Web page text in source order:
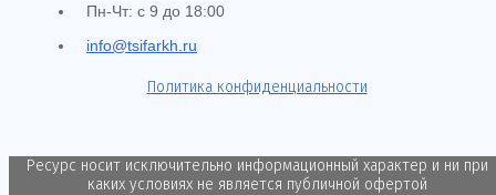
Пн-Чт: с 9 до 18:00
info@tsifarkh.ru
Политика конфиденциальности
Ресурс носит исключительно информационный характер и ни при
каких условиях не является публичной офертой